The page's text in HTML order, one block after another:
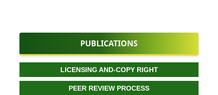
PUBLICATIONS
LICENSING AND-COPY RIGHT
PEER REVIEW PROCESS